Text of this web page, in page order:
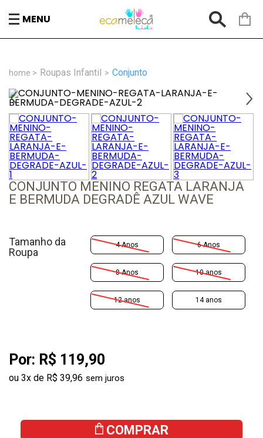
MENU
Roupas Infantil Conjunto
CONJUNTO MENINO REGATA LARANJA
E BERMUDA DEGRADÊ AZUL WAVE
Tamanho da
Roupa
4 Anos 6 Anos
8 Anos 10 anos
12 anos 14 anos
Por: R$ 119,90
ou 3x de R$ 39,96
COMPRAR